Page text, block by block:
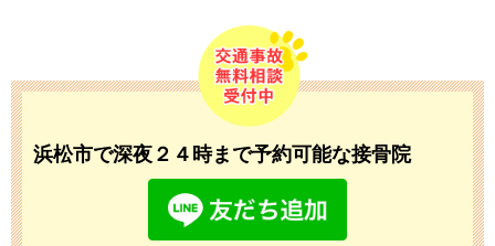
浜松市で深夜２４時まで予約可能な接骨院